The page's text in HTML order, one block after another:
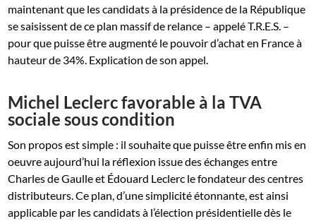
maintenant que les candidats à la présidence de la République
se saisissent de ce plan massif de relance – appelé T.R.E.S. –
pour que puisse être augmenté le pouvoir d’achat en France à
hauteur de 34%. Explication de son appel.
Michel Leclerc favorable à la TVA
sociale sous condition
Son propos est simple : il souhaite que puisse être enfin mis en
oeuvre aujourd’hui la réflexion issue des échanges entre
Charles de Gaulle et Édouard Leclerc le fondateur des centres
distributeurs. Ce plan, d’une simplicité étonnante, est ainsi
applicable par les candidats à l’élection présidentielle dès le